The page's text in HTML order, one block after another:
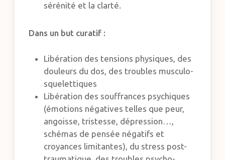
sérénité et la clarté.
Dans un but curatif :
Libération des tensions physiques, des
douleurs du dos, des troubles musculo-
squelettiques
Libération des souffrances psychiques
(émotions négatives telles que peur,
angoisse, tristesse, dépression…,
schémas de pensée négatifs et
croyances limitantes), du stress post-